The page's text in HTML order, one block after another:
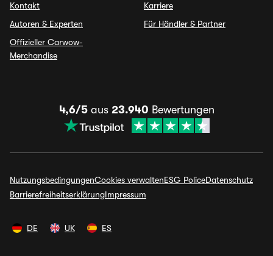
Kontakt
Autoren & Experten
Offizieller Carwow-
Merchandise
Karriere
Für Händler & Partner
4,6/5aus 23.940 Bewertungen
NutzungsbedingungenCookies verwaltenESG PoliceDatenschutz
BarrierefreiheitserklärungImpressum
DE UK ES